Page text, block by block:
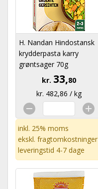
H. Nandan Hindostansk
krydderpasta karry
grøntsager 70g
kr. 33,80
kr. 482,86 / kg
inkl. 25% moms
ekskl. fragtomkostninger
leveringstid 4-7 dage